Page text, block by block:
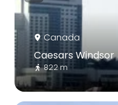
Canada
Caesars Windsor
822 m